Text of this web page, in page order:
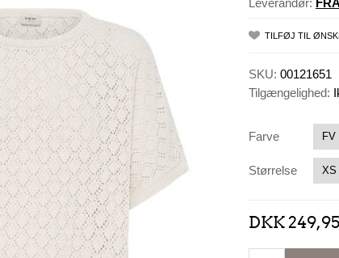
TILFØJ TIL
SKU: 00121651
Tilgængelighed:
Farve
Størrelse
DKK 249,95